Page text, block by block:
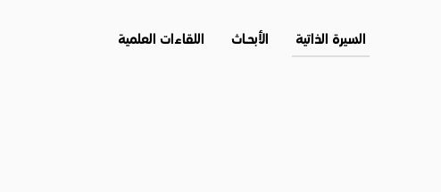
السيرة الذاتية الأبحــاث اللقاءات العلمية